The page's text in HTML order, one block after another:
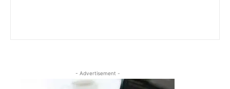
- Advertisement -